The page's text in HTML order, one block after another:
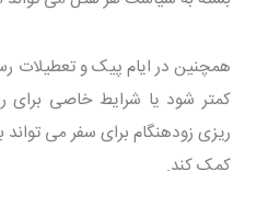
همچنین در ایام پیک و
کمتر شود یا شرایط خاصی برای
ریزی زودهنگام برای سفر می
کمک کند.